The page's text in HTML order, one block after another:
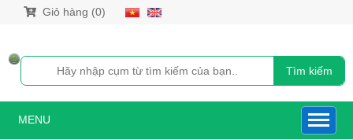
Giỏ hàng (0)
Tìm kiếm
MENU